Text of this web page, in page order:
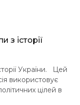
з історії
України. Цей
використовує
цілей в
деяких